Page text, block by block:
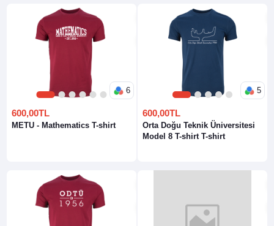
1 2 3 4 5 6
6
600,00TL
METU - Mathematics T-shirt
1 2 3 4 5
5
600,00TL
Orta Doğu Teknik Üniversitesi
Model 8 T-shirt T-shirt